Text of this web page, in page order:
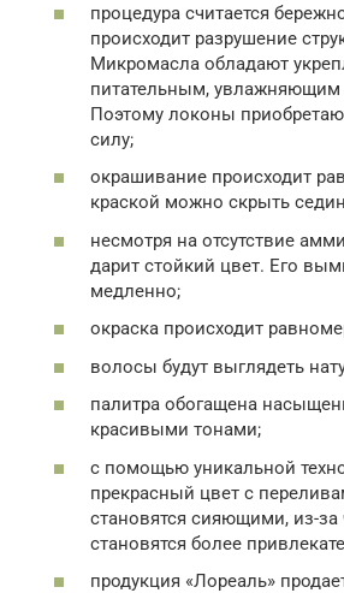
процедура считается
происходит разрушение
Микромасла обладают
питательным, увлажняющим
Поэтому локоны
силу;
окрашивание происходит
краской можно скрыть
несмотря на отсутствие
дарит стойкий цвет. Его
медленно;
окраска происходит
волосы будут выглядеть
палитра обогащена
красивыми тонами;
с помощью уникальной
прекрасный цвет с
становятся сияющими, из-за
становятся более
продукция «Лореаль»